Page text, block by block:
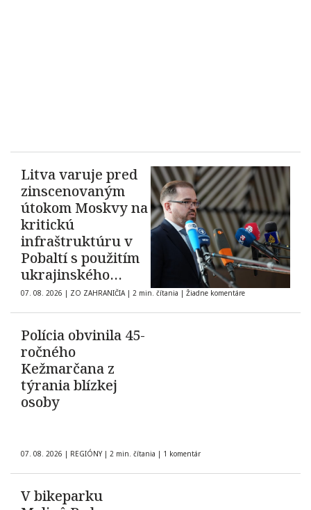
Litva varuje pred
zinscenovaným
útokom Moskvy na
kritickú
infraštruktúru v
Pobaltí s použitím
ukrajinského
dronu
07. 08. 2026 | ZO ZAHRANIČIA | 2 min. čítania | Žiadne komentáre
Polícia obvinila 45-
ročného
Kežmarčana z
týrania blízkej
osoby
07. 08. 2026 | REGIÓNY | 2 min. čítania | 1 komentár
V bikeparku